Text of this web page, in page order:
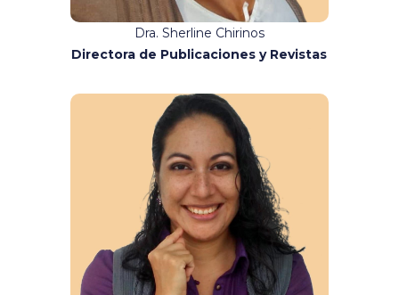
Dra. Sherline Chirinos
Directora de Publicaciones y Revistas
Contacto:
coordinacionacademica@binario.co
m.ec